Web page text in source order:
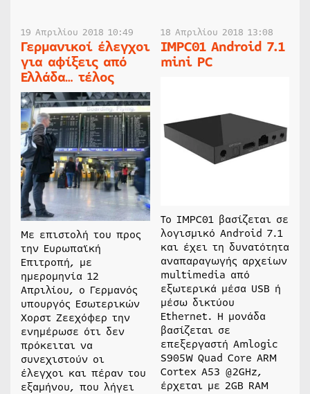
19 Απριλίου 2018 10:49
Γερμανικοί έλεγχοι
για αφίξεις από
Ελλάδα… τέλος
Με επιστολή του προς
την Ευρωπαϊκή
Επιτροπή, με
ημερομηνία 12
Απριλίου, ο Γερμανός
υπουργός Εσωτερικών
Χορστ Ζεεχόφερ την
ενημέρωσε ότι δεν
πρόκειται να
συνεχιστούν οι
έλεγχοι και πέραν του
εξαμήνου, που λήγει
18 Απριλίου 2018 13:08
IMPC01 Android 7.1
mini PC
Το IMPC01 βασίζεται σε
λογισμικό Android 7.1
και έχει τη δυνατότητα
αναπαραγωγής αρχείων
multimedia από
εξωτερικά μέσα USB ή
μέσω δικτύου
Ethernet. Η μονάδα
βασίζεται σε
επεξεργαστή Amlogic
S905W Quad Core ARM
Cortex A53 @2GHz,
έρχεται με 2GB RAM